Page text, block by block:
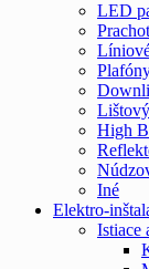
LED
High
Iné
Elektro-
Istiace